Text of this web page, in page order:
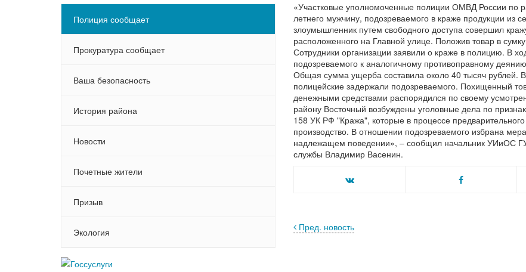
Полиция сообщает
Прокуратура сообщает
Ваша безопасность
История района
Новости
Почетные жители
Призыв
Экология
«Участковые уполномоченные полиции ОМВД России по
летнего мужчину, подозреваемого в краже продукции из
злоумышленник путем свободного доступа совершил
расположенного на Главной улице. Положив товар в
Сотрудники организации заявили о краже в полицию. В
подозреваемого к аналогичному противоправному
Общая сумма ущерба составила около 40 тысяч рублей.
полицейские задержали подозреваемого. Похищенный
денежными средствами распорядился по своему
району Восточный возбуждены уголовные дела по
158 УК РФ "Кража", которые в процессе
производство. В отношении подозреваемого избрана
надлежащем поведении», – сообщил начальник УИиОС
службы Владимир Васенин.
Пред. новость